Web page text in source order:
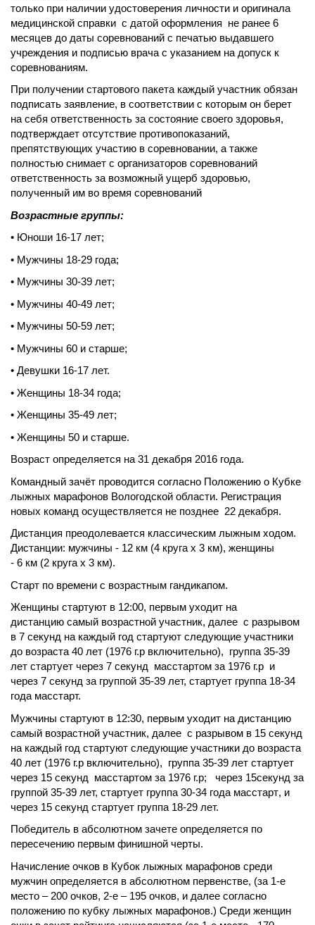
только при наличии удостоверения личности и оригинала
медицинской справки с датой оформления не ранее 6
месяцев до даты соревнований с печатью выдавшего
учреждения и подписью врача с указанием на допуск к
соревнованиям.
При получении стартового пакета каждый участник обязан
подписать заявление, в соответствии с которым он берет
на себя ответственность за состояние своего здоровья,
подтверждает отсутствие противопоказаний,
препятствующих участию в соревновании, а также
полностью снимает с организаторов соревнований
ответственность за возможный ущерб здоровью,
полученный им во время соревнований
Возрастные группы:
• Юноши 16-17 лет;
• Мужчины 18-29 года;
• Мужчины 30-39 лет;
• Мужчины 40-49 лет;
• Мужчины 50-59 лет;
• Мужчины 60 и старше;
• Девушки 16-17 лет.
• Женщины 18-34 года;
• Женщины 35-49 лет;
• Женщины 50 и старше.
Возраст определяется на 31 декабря 2016 года.
Командный зачёт проводится согласно Положению о Кубке
лыжных марафонов Вологодской области. Регистрация
новых команд осуществляется не позднее 22 декабря.
Дистанция преодолевается классическим лыжным ходом.
Дистанции: мужчины - 12 км (4 круга х 3 км), женщины
- 6 км (2 круга х 3 км).
Старт по времени с возрастным гандикапом.
Женщины стартуют в 12:00, первым уходит на
дистанцию самый возрастной участник, далее с разрывом
в 7 секунд на каждый год стартуют следующие участники
до возраста 40 лет (1976 г.р включительно), группа 35-39
лет стартует через 7 секунд масстартом за 1976 г.р и
через 7 секунд за группой 35-39 лет, стартует группа 18-34
года масстарт.
Мужчины стартуют в 12:30, первым уходит на дистанцию
самый возрастной участник, далее с разрывом в 15 секунд
на каждый год стартуют следующие участники до возраста
40 лет (1976 г.р включительно), группа 35-39 лет стартует
через 15 секунд масстартом за 1976 г.р; через 15секунд за
группой 35-39 лет, стартует группа 30-34 года масстарт, и
через 15 секунд стартует группа 18-29 лет.
Победитель в абсолютном зачете определяется по
пересечению первым финишной черты.
Начисление очков в Кубок лыжных марафонов среди
мужчин определяется в абсолютном первенстве, (за 1-е
место – 200 очков, 2-е – 195 очков, и далее согласно
положению по кубку лыжных марафонов.) Среди женщин